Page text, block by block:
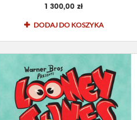
1 300,00 zł
DODAJ DO KOSZYKA